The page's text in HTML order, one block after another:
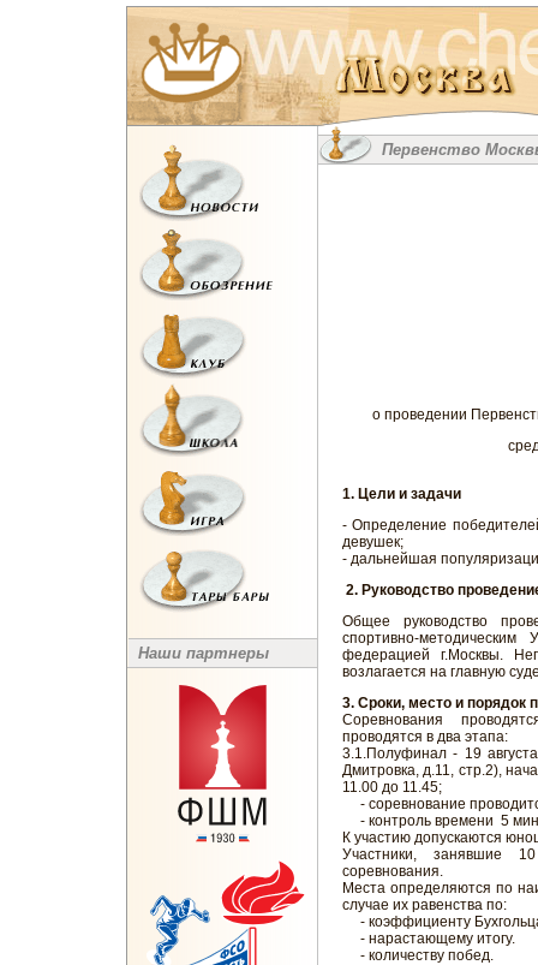
Наши партнеры
Первенство
о проведении
1. Цели и задачи
- Определение
девушек;
- дальнейшая
2. Руководство
Общее руководство
спортивно-
федерацией г.Москвы.
возлагается на главную
3. Сроки, место и порядок
Соревнования
проводятся в два этапа:
3.1.Полуфинал - 19
Дмитровка, д.11, стр.2),
11.00 до 11.45;
- соревнование
- контроль времени 5
К участию допускаются
Участники, занявшие
соревнования.
Места определяются по
случае их равенства по:
- коэффициенту
- нарастающему итогу.
- количеству побед.